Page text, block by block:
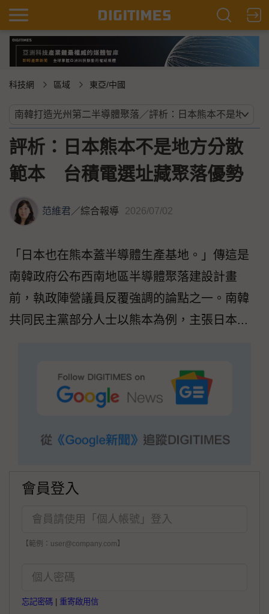
科技網 區域 東亞/中國
評析：日本熊本不是地方分散
範本 台積電選址藏聚落優勢
范維君／綜合報導 2026/07/02
「日本也在熊本蓋半導體生產基地。」傳這是
南韓政府公布西南地區半導體聚落建設計畫
前，執政陣營議員反覆強調的論點之一。南韓
共同民主黨部分人士以熊本為例，主張日本...
會員登入
【範例：user@company.com】
忘記密碼 重寄啟用信